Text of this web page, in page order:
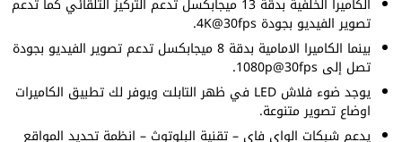
تصوير الفيديو بجودة 4K@30fps.
بينما الكاميرا الامامية بدقة 8 ميجابكسل تدعم تصوير الفيديو بجودة
تصل إلى 1080p@30fps.
يوجد ضوء فلاش LED في ظهر التابلت ويوفر لك تطبيق الكاميرات
اوضاع تصوير متنوعة.
يدعم شبكات الواي فاي – تقنية البلوتوث – انظمة تحديد المواقع